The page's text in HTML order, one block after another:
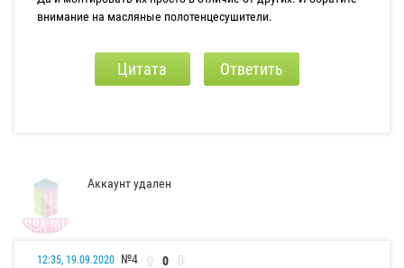
внимание на масляные полотенцесушители.
Цитата Ответить
Аккаунт удален
12:35, 19.09.2020 №4 0